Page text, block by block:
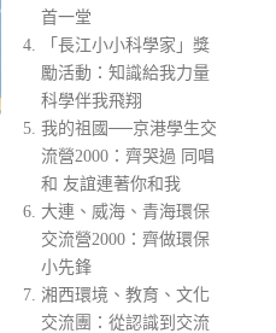
首一堂
「長江小小科學家」獎
勵活動：知識給我力量
科學伴我飛翔
我的祖國──京港學生交
流營2000：齊哭過 同唱
和 友誼連著你和我
大連、威海、青海環保
交流營2000：齊做環保
小先鋒
湘西環境、教育、文化
交流團：從認識到交流